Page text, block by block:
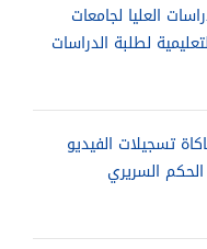
العليا لجامعات
لطلبة الدراسات
تسجيلات الفيديو
السريري